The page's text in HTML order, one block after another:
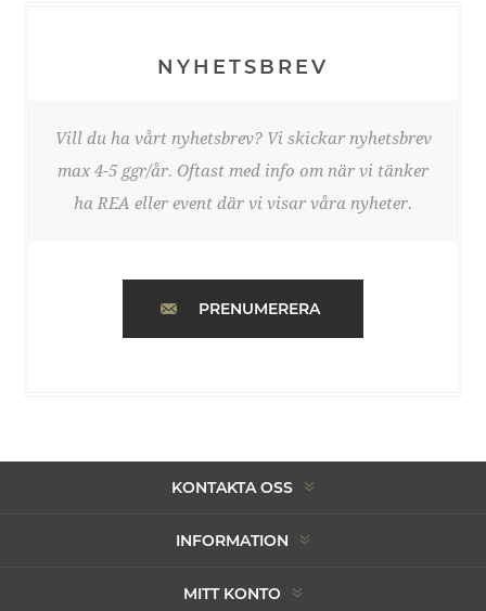
NYHETSBREV
Vill du ha vårt nyhetsbrev? Vi skickar nyhetsbrev
max 4-5 ggr/år. Oftast med info om när vi tänker
ha REA eller event där vi visar våra nyheter.
PRENUMERERA
KONTAKTA OSS
INFORMATION
MITT KONTO